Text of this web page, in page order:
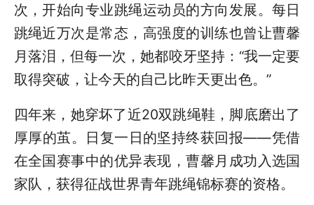
次，开始向专业跳绳运动员的方向发展。每日
跳绳近万次是常态，高强度的训练也曾让曹馨
月落泪，但每一次，她都咬牙坚持：“我一定要
取得突破，让今天的自己比昨天更出色。”
四年来，她穿坏了近20双跳绳鞋，脚底磨出了
厚厚的茧。日复一日的坚持终获回报——凭借
在全国赛事中的优异表现，曹馨月成功入选国
家队，获得征战世界青年跳绳锦标赛的资格。